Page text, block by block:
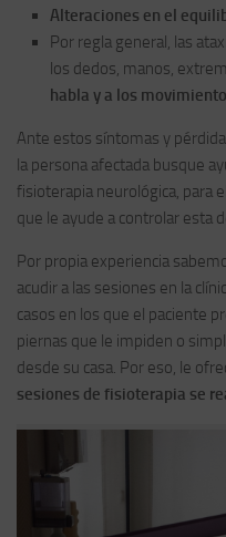
Alteraciones en el
Por regla general, las
los dedos, manos,
habla y a los
Ante estos síntomas y
la persona afectada busque
fisioterapia neurológica, para
que le ayude a controlar esta
Por propia experiencia
acudir a las sesiones en la
casos en los que el paciente
piernas que le impiden o
desde su casa. Por eso, le
sesiones de fisioterapia se